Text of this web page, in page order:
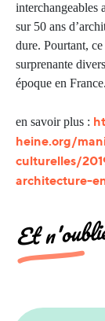
interchangeables
sur 50 ans
dure. Pourtant,
surprenante
époque en France.
en savoir plus :
heine.org/
culturelles/
architecture-
Et